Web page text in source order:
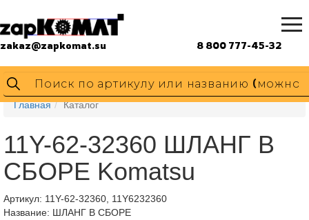
zakaz@zapkomat.su 8 800 777-45-32
Главная Каталог
11Y-62-32360 ШЛАНГ В
СБОРЕ Komatsu
Артикул: 11Y-62-32360, 11Y6232360
Название: ШЛАНГ В СБОРЕ